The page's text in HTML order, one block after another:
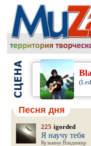
Песня дня
225 igorded
Я научу тебя
Кузьмин Владимир